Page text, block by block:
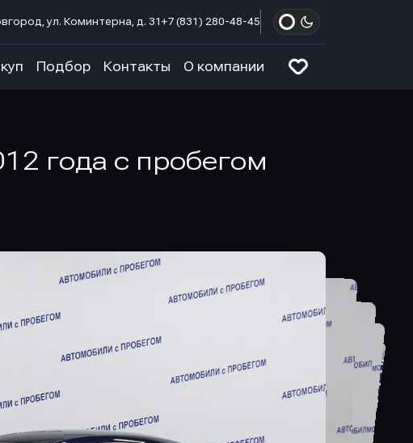
ул. Коминтерна, д. 31 +7 (831) 280-48-45
Подбор Контакты О компании
года с пробегом